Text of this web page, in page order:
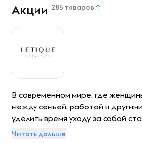
Акции 285 товаров ↑
В современном мире, где
между семьей, работой и
уделить время уходу за собой
сложнее. Однако каждая
Читать дальше